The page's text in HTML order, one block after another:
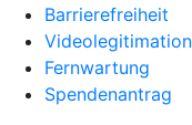
Barrierefreiheit
Videolegitimation
Fernwartung
Spendenantrag